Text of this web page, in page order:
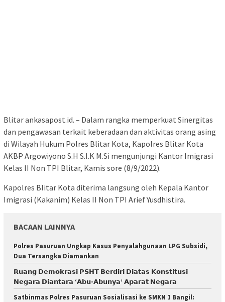
Blitar ankasapost.id. – Dalam rangka memperkuat Sinergitas
dan pengawasan terkait keberadaan dan aktivitas orang asing
di Wilayah Hukum Polres Blitar Kota, Kapolres Blitar Kota
AKBP Argowiyono S.H S.I.K M.Si mengunjungi Kantor Imigrasi
Kelas II Non TPI Blitar, Kamis sore (8/9/2022).
Kapolres Blitar Kota diterima langsung oleh Kepala Kantor
Imigrasi (Kakanim) Kelas II Non TPI Arief Yusdhistira.
BACAAN LAINNYA
Polres Pasuruan Ungkap Kasus Penyalahgunaan LPG Subsidi,
Dua Tersangka Diamankan
𝗥𝘂𝗮𝗻𝗴 𝗗𝗲𝗺𝗼𝗸𝗿𝗮𝘀𝗶 𝗣𝗦𝗛𝗧 𝗕𝗲𝗿𝗱𝗶𝗿𝗶 𝗗𝗶𝗮𝘁𝗮𝘀 𝗞𝗼𝗻𝘀𝘁𝗶𝘁𝘂𝘀𝗶
𝗡𝗲𝗴𝗮𝗿𝗮 𝗗𝗶𝗮𝗻𝘁𝗮𝗿𝗮 ‘𝗔𝗯𝘂-𝗔𝗯𝘂𝗻𝘆𝗮’ 𝗔𝗽𝗮𝗿𝗮𝘁 𝗡𝗲𝗴𝗮𝗿𝗮
Satbinmas Polres Pasuruan Sosialisasi ke SMKN 1 Bangil: